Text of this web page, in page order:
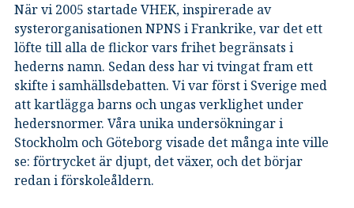
När vi 2005 startade VHEK, inspirerade av
systerorganisationen NPNS i Frankrike, var det ett
löfte till alla de flickor vars frihet begränsats i
hederns namn. Sedan dess har vi tvingat fram ett
skifte i samhällsdebatten. Vi var först i Sverige med
att kartlägga barns och ungas verklighet under
hedersnormer. Våra unika undersökningar i
Stockholm och Göteborg visade det många inte ville
se: förtrycket är djupt, det växer, och det börjar
redan i förskoleåldern.